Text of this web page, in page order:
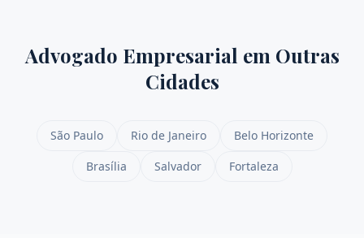
Advogado Empresarial em Outras
Cidades
São Paulo Rio de Janeiro
Belo Horizonte
Brasília
Salvador Fortaleza